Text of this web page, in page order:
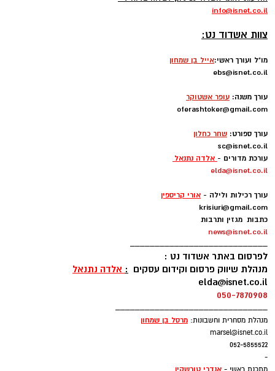
info@isnet.co.il
צוות אשדוד נט:
מו"ל ועורך ראשי:אייל בן שמחון
ebs@isnet.co.il
עורך משנה: עופר אשטוקר
oferashtoker@gmail.com
עורך ספורט: שחר כחלון
sc@isnet.co.il
עורכת מדורים - אלדה נתנאל
elda@isnet.co.il
עורך רכילות ולילה - אורי קריספין
krisiuri@gmail.com
כתבות מגזין ותרבות
news@isnet.co.il
____________________________
לפרסום באתר אשדוד נט :
מנהלת שיווק פרסום וקידום עסקים : אלדה נתנאל
elda@isnet.co.il
050-7870908
_______________________________
מנהלת מסחרית וחשבונות: מרסל בן שמחון
marsel@isnet.co.il
052-5855522
-